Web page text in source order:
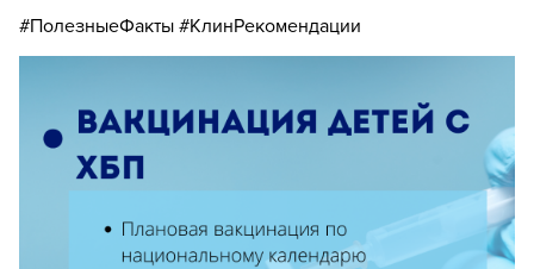
#ПолезныеФакты #КлинРекомендации